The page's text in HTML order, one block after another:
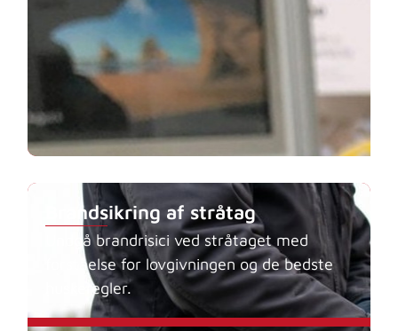
Brandsikring af stråtag
Undgå brandrisici ved stråtaget med
forståelse for lovgivningen og de bedste
huskeregler.